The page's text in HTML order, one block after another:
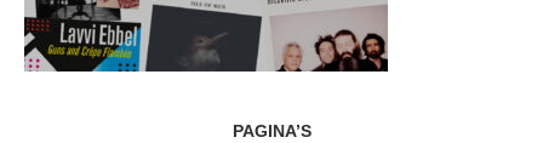
PAGINA’S